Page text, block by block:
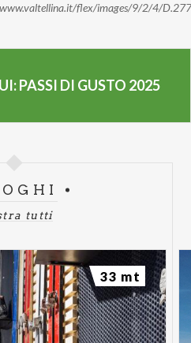
flex/images/9/2/4/
PASSI DI GUSTO 2025
tutti
33 mt